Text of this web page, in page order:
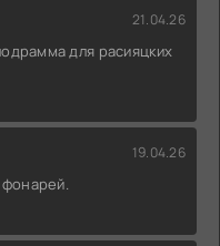
21.04.26
для расияцких
19.04.26
фонарей.